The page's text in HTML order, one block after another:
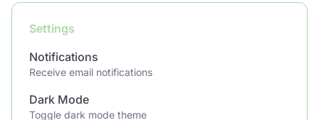
Settings
Notifications
Receive email notifications
Dark Mode
Toggle dark mode theme